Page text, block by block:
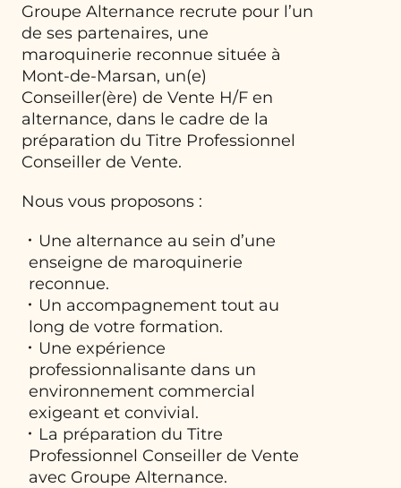
Groupe Alternance recrute pour l’un
de ses partenaires, une
maroquinerie reconnue située à
Mont-de-Marsan, un(e)
Conseiller(ère) de Vente H/F en
alternance, dans le cadre de la
préparation du Titre Professionnel
Conseiller de Vente.
Nous vous proposons :
Une alternance au sein d’une
enseigne de maroquinerie
reconnue.
Un accompagnement tout au
long de votre formation.
Une expérience
professionnalisante dans un
environnement commercial
exigeant et convivial.
La préparation du Titre
Professionnel Conseiller de Vente
avec Groupe Alternance.